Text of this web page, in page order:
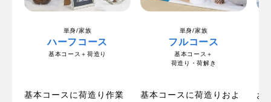
単身/家族
ハーフコース
基本コース＋荷造り
基本コースに荷造り作業
単身/家族
フルコース
基本コース＋
荷造り・荷解き
基本コースに荷造りおよ
お